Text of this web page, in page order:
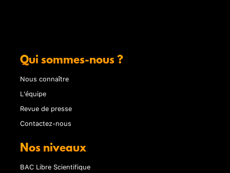
Qui sommes-nous ?
Nous connaître
L'équipe
Revue de presse
Contactez-nous
Nos niveaux
BAC Libre Scientifique